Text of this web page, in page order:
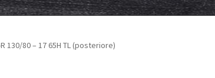
130/80 – 17 65H TL (posteriore)